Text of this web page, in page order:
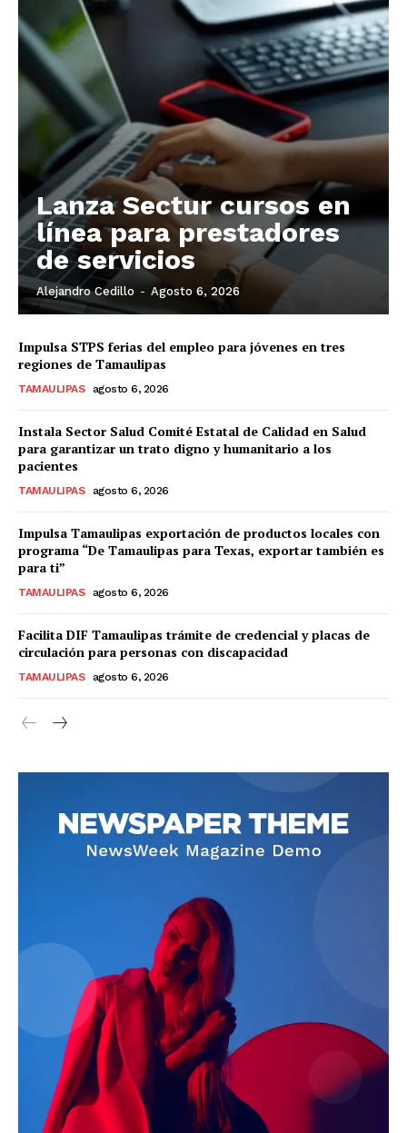
Lanza Sectur cursos en
línea para prestadores
de servicios
Alejandro Cedillo - Agosto 6, 2026
Impulsa STPS ferias del empleo para jóvenes en tres
regiones de Tamaulipas
TAMAULIPAS agosto 6, 2026
Instala Sector Salud Comité Estatal de Calidad en Salud
para garantizar un trato digno y humanitario a los
pacientes
TAMAULIPAS agosto 6, 2026
Impulsa Tamaulipas exportación de productos locales con
programa “De Tamaulipas para Texas, exportar también es
para ti”
TAMAULIPAS agosto 6, 2026
Facilita DIF Tamaulipas trámite de credencial y placas de
circulación para personas con discapacidad
TAMAULIPAS agosto 6, 2026